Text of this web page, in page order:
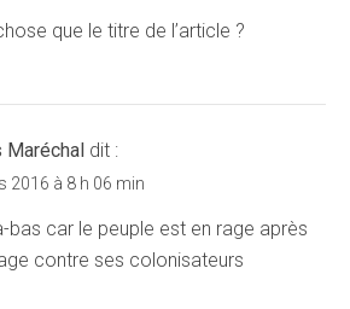
que le titre de l’article ?
Maréchal dit :
2016 à 8 h 06 min
bas car le peuple est en rage après
contre ses colonisateurs